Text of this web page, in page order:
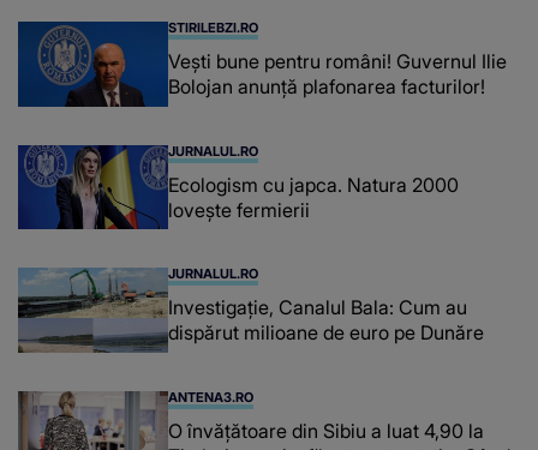
STIRILEBZI.RO
Vești bune pentru români! Guvernul Ilie
Bolojan anunță plafonarea facturilor!
JURNALUL.RO
Ecologism cu japca. Natura 2000
lovește fermierii
JURNALUL.RO
Investigație, Canalul Bala: Cum au
dispărut milioane de euro pe Dunăre
ANTENA3.RO
O învățătoare din Sibiu a luat 4,90 la